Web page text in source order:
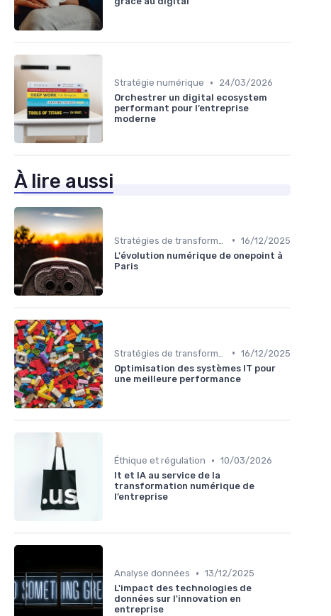
Stratégie numérique •
24/03/2026
Orchestrer un digital ecosystem
performant pour l’entreprise
moderne
À lire aussi
• 16/12/2025
L'évolution numérique de onepoint à
Paris
• 16/12/2025
Optimisation des systèmes IT pour
une meilleure performance
Éthique et régulation • 10/03/2026
It et IA au service de la
transformation numérique de
l’entreprise
Analyse données • 13/12/2025
L'impact des technologies de
données sur l'innovation en
entreprise